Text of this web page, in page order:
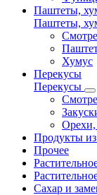
Паштеты,
Паштеты,
Хумус
Перекусы
Перекусы
Орехи,
Продукты
Прочее
Сахар и